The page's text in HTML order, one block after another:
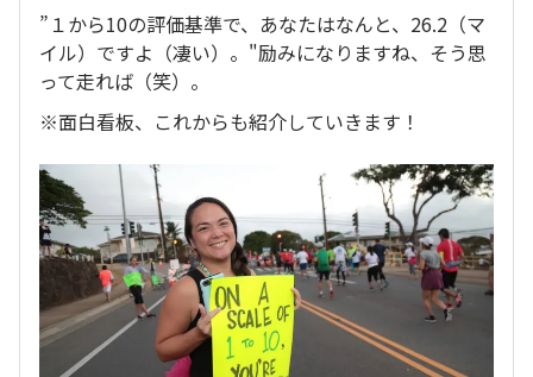
”１から10の評価基準で、あなたはなんと、26.2（マ
イル）ですよ（凄い）。"励みになりますね、そう思
って走れば（笑）。
※面白看板、これからも紹介していきます！